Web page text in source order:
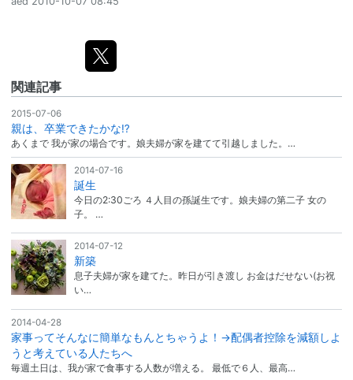
関連記事
2015-07-06
親は、卒業できたかな⁉️
あくまで 我が家の場合です。娘夫婦が家を建てて引越しました。…
2014-07-16
誕生
今日の2:30ごろ ４人目の孫誕生です。娘夫婦の第二子 女の
子。 …
2014-07-12
新築
息子夫婦が家を建てた。昨日が引き渡し お金はだせない(お祝
い…
2014-04-28
家事ってそんなに簡単なもんとちゃうよ！→配偶者控除を減額しよ
うと考えている人たちへ
毎週土日は、我が家で食事する人数が増える。 最低で６人、最高…